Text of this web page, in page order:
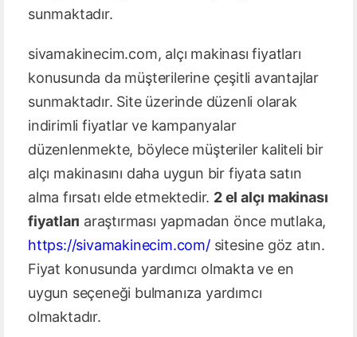
sunmaktadır.
sivamakinecim.com, alçı makinası fiyatları
konusunda da müşterilerine çeşitli avantajlar
sunmaktadır. Site üzerinde düzenli olarak
indirimli fiyatlar ve kampanyalar
düzenlenmekte, böylece müşteriler kaliteli bir
alçı makinasını daha uygun bir fiyata satın
alma fırsatı elde etmektedir. 2 el alçı makinası
fiyatları araştırması yapmadan önce mutlaka,
https://sivamakinecim.com/sitesine göz atın.
Fiyat konusunda yardımcı olmakta ve en
uygun seçeneği bulmanıza yardımcı
olmaktadır.